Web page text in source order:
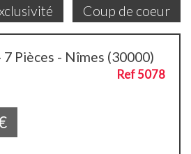
Coup de coeur
7 Pièces - Nîmes (30000)
Ref 5078